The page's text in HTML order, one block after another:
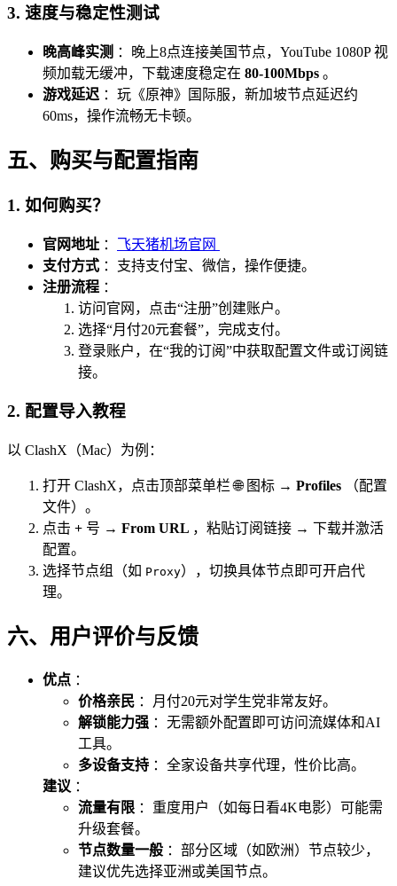
3. 速度与稳定性测试
晚高峰实测 ：晚上8点连接美国节点，YouTube 1080P 视
频加载无缓冲，下载速度稳定在 80-100Mbps 。
游戏延迟 ：玩《原神》国际服，新加坡节点延迟约
60ms，操作流畅无卡顿。
五、购买与配置指南
1. 如何购买？
官网地址 ： 飞天猪机场官网
支付方式 ：支持支付宝、微信，操作便捷。
注册流程 ：
访问官网，点击“注册”创建账户。
选择“月付20元套餐”，完成支付。
登录账户，在“我的订阅”中获取配置文件或订阅链
接。
2. 配置导入教程
以 ClashX（Mac）为例：
打开 ClashX，点击顶部菜单栏 🌐 图标 → Profiles
（配置
文件）。
点击 + 号 → From URL ，粘贴订阅链接 → 下载并激活
配置。
选择节点组（如 Proxy），切换具体节点即可开启代
理。
六、用户评价与反馈
优点 ：
价格亲民 ：月付20元对学生党非常友好。
解锁能力强 ：无需额外配置即可访问流媒体和AI
工具。
多设备支持 ：全家设备共享代理，性价比高。
建议 ：
流量有限 ：重度用户（如每日看4K电影）可能需
升级套餐。
节点数量一般 ：部分区域（如欧洲）节点较少，
建议优先选择亚洲或美国节点。